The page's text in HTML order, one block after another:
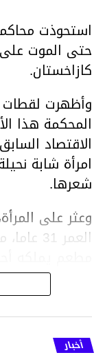
استحوذت
حتى الموت
كازاخستان.
وأظهرت
المحكمة هذا
الاقتصاد
امرأة شابة
شعرها.
وعثر على
العمر
ووفقا لتقرير
متأثرة بصدمة
أنفها مكسورة
أخبار